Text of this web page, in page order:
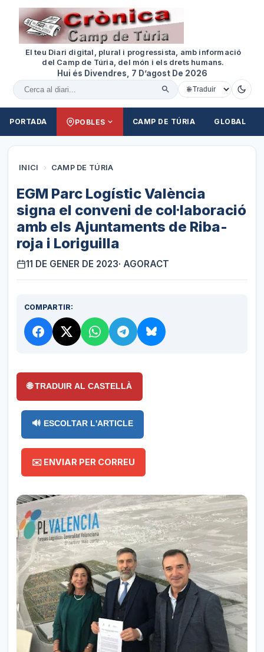
El teu Diari digital, plural i progressista, amb informació
del Camp de Túria, del món i els drets humans.
Hui és Divendres, 7 D’agost De 2026
Cercar al diari
PORTADA POBLES CAMP DE TÚRIA GLOBAL
INICI › CAMP DE TÚRIA
EGM Parc Logístic València
signa el conveni de col·laboració
amb els Ajuntaments de Riba-
roja i Loriguilla
11 DE GENER DE 2023· AGORACT
COMPARTIR:
🌐 TRADUIR AL CASTELLÀ
🔊 ESCOLTAR L'ARTICLE
✉️ ENVIAR PER CORREU